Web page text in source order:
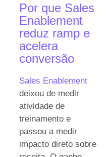
Por que Sales
Enablement
reduz ramp e
acelera
conversão
Sales Enablement
deixou de medir
atividade de
treinamento e
passou a medir
impacto direto sobre